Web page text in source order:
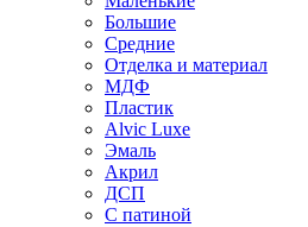
Большие
Средние
Отделка и материал
МДФ
Пластик
Alvic Luxe
Эмаль
Акрил
ДСП
С патиной